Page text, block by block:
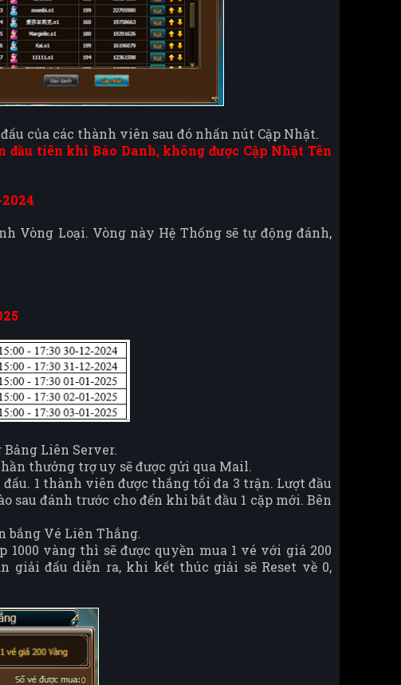
của các thành viên sau đó nhấn nút Cập Nhật.
đầu tiên khi Báo Danh, không được Cập Nhật Tên
2024
Vòng Loại. Vòng này Hệ Thống sẽ tự động đánh,
Liên Server.
thưởng trợ uy sẽ được gửi qua Mail.
1 thành viên được thắng tối đa 3 trận. Lượt đầu
sau đánh trước cho đến khi bắt đầu 1 cặp mới. Bên
bắng Vé Liên Thắng.
vàng thì sẽ được quyền mua 1 vé với giá 200
giải đấu diễn ra, khi kết thúc giải sẽ Reset về 0,